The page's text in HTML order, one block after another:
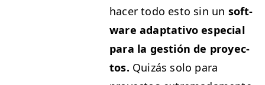
hac­er todo esto sin un soft­
ware adap­ta­ti­vo espe­cial
para la gestión de proyec­
tos. Quizás solo para